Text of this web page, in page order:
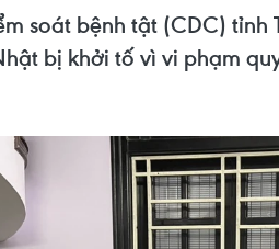
soát bệnh tật (CDC)
bị khởi tố vì vi phạm